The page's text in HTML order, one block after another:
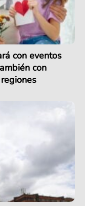
con eventos
con